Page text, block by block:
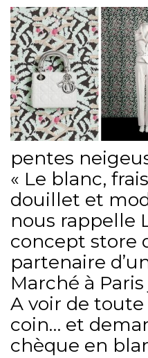
pentes
« Le blanc,
douillet et
nous rappelle
concept store
partenaire
Marché à
A voir de toute
coin… et
chèque en